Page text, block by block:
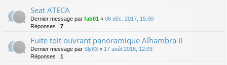
Seat ATECA
Dernier message par fab01 « 06 déc. 2017, 15:00
Réponses : 7
Fuite toit ouvrant panoramique Alhambra II
Dernier message par Sly83 « 17 août 2016, 12:03
Réponses : 1